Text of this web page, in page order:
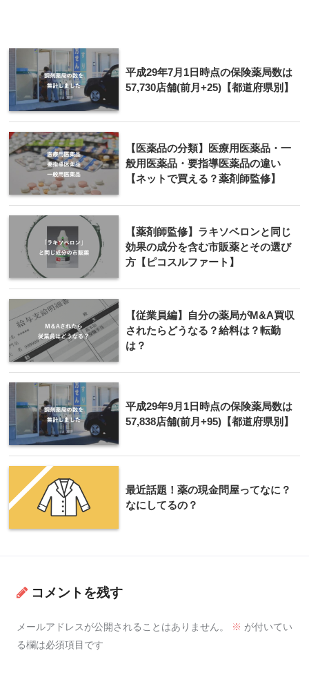
平成29年7月1日時点の保険薬局数は
57,730店舗(前月+25)【都道府県別】
【医薬品の分類】医療用医薬品・一
般用医薬品・要指導医薬品の違い
【ネットで買える？薬剤師監修】
【薬剤師監修】ラキソベロンと同じ
効果の成分を含む市販薬とその選び
方【ピコスルファート】
【従業員編】自分の薬局がM&A買収
されたらどうなる？給料は？転勤
は？
平成29年9月1日時点の保険薬局数は
57,838店舗(前月+95)【都道府県別】
最近話題！薬の現金問屋ってなに？
なにしてるの？
コメントを残す
メールアドレスが公開されることはありません。 ※ が付いてい
る欄は必須項目です